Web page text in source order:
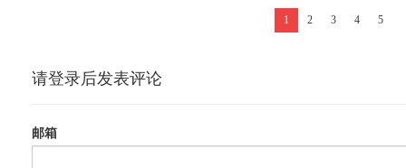
11.3 小结 273
1 2 3 4 5